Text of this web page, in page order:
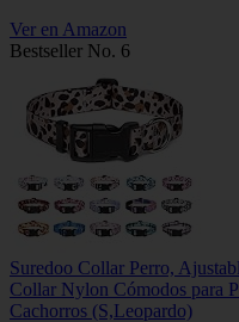
Ver en Amazon
Bestseller No. 6
Suredoo Collar Perro,
Collar Nylon Cómodos para
Cachorros (S,Leopardo)